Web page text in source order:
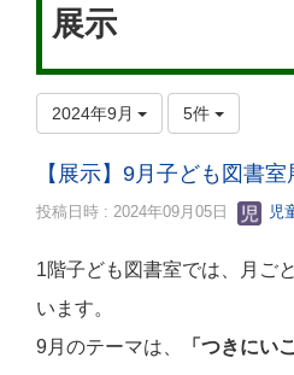
展示
2024年9月 5件
【展示】9月子ども図書
投稿日時 : 2024年09月05日 児
1階子ども図書室では、月ご
います。
9月のテーマは、
「つきに